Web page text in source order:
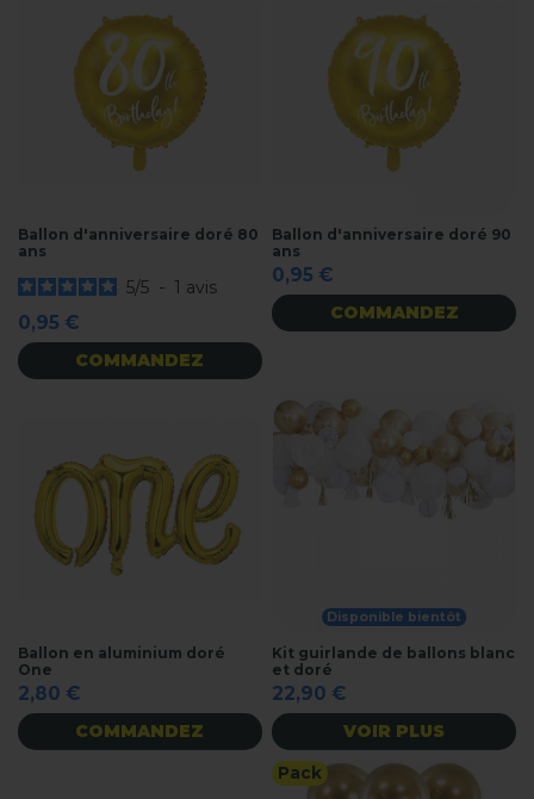
Ballon d'anniversaire doré 80
ans
5/5 - 1 avis
0,95 €
COMMANDEZ
Ballon d'anniversaire doré 90
ans
0,95 €
COMMANDEZ
Ballon en aluminium doré
One
2,80 €
COMMANDEZ
Disponible bientôt
Kit guirlande de ballons blanc
et doré
22,90 €
VOIR PLUS
Pack